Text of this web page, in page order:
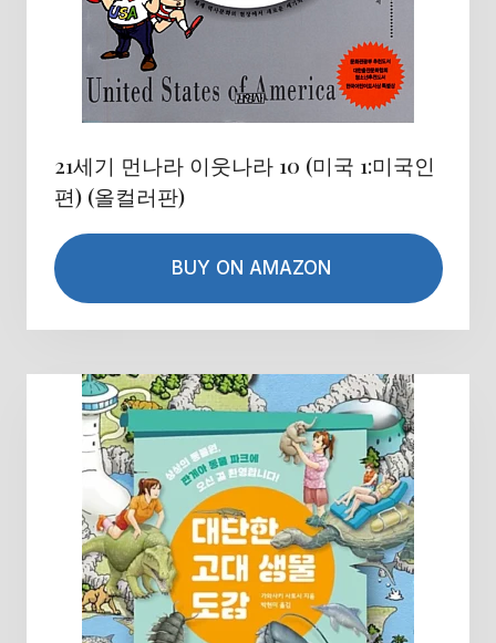
21세기 먼나라 이웃나라 10 (미국 1:미국인
편) (올컬러판)
BUY ON AMAZON